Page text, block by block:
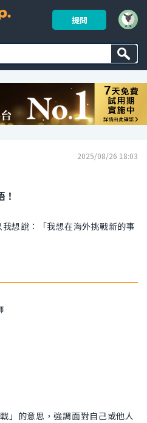
提問
2025/08/26 18:03
想說：「我想在海外挑戰新的事
」的意思，強調面對自己或他人